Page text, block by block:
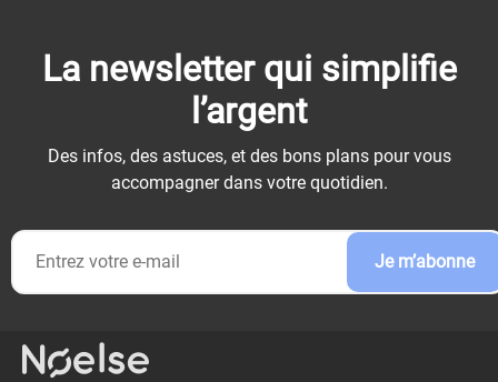
La newsletter qui simplifie
l’argent
Des infos, des astuces, et des bons plans pour vous
accompagner dans votre quotidien.
Je m’abonne